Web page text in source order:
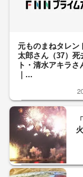
元ものまねタレン
太郎さん（37）
ト・清水アキラさ
｜...